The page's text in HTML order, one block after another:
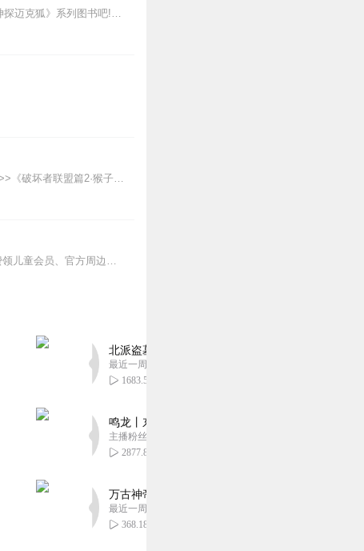
新专辑点击收听《神探迈克狐·怪盗归来篇｜多多罗》！！！>>>点击进入主播橱窗购买《神探迈克狐》系列图书吧!<<<多多罗故事【点击前往】收听多多罗其他好玩有趣的故...
【适听年龄】7岁+《猴子警长科学探案记》系列《破坏者联盟篇1·猴子警长科学探案记》>>>《破坏者联盟篇2·猴子警长科学探案记》>>>《破坏者联盟篇3·猴子警长科...
其他互动【东海小学李哪吒】开小红书账号啦，快来关注和李哪吒成为好朋友！有机会免费领儿童会员、官方周边！【点击加入】东海小学广播站圈子，更多互动！李哪吒全新冒险番...
北派盗墓笔记丨头陀渊出品丨悬疑灵异丨摸金校尉
最近一周更新
1683.59万
鸣龙丨东方玄幻丨紫襟团队丨轻松搞笑丨多人有声
主播粉丝2836万
2877.85万
万古神帝丨玄幻丨热血丨紫襟团队演播丨多人有声
最近一周更新
368.18万